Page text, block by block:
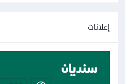
إعلانات